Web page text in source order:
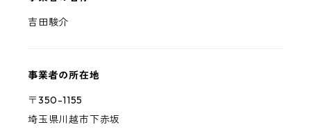
吉田駿介
事業者の所在地
〒350-1155
埼玉県川越市下赤坂